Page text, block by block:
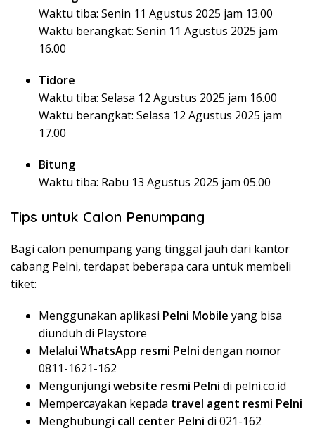
Waktu tiba: Senin 11 Agustus 2025 jam 13.00
Waktu berangkat: Senin 11 Agustus 2025 jam
16.00
Tidore
Waktu tiba: Selasa 12 Agustus 2025 jam 16.00
Waktu berangkat: Selasa 12 Agustus 2025 jam
17.00
Bitung
Waktu tiba: Rabu 13 Agustus 2025 jam 05.00
Tips untuk Calon Penumpang
Bagi calon penumpang yang tinggal jauh dari kantor
cabang Pelni, terdapat beberapa cara untuk membeli
tiket:
Menggunakan aplikasi Pelni Mobile yang bisa
diunduh di Playstore
Melalui WhatsApp resmi Pelni dengan nomor
0811-1621-162
Mengunjungi website resmi Pelni di pelni.co.id
Mempercayakan kepada travel agent resmi Pelni
Menghubungi call center Pelni di 021-162